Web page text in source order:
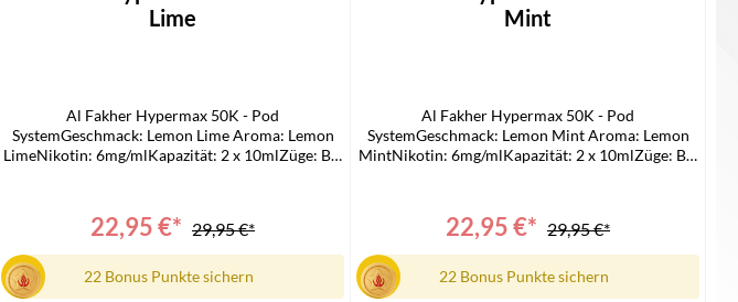
Lime
Al Fakher Hypermax 50K - Pod
SystemGeschmack: Lemon Lime Aroma: Lemon
LimeNikotin: 6mg/mlKapazität: 2 x 10mlZüge: Bis
Hypermax Prime 10 ml Refill-Container1 x Al
Fakher 50k Hypermax Prime Pod Modul
22,95 €* 29,95 €*
22 Bonus Punkte sichern
Mint
Al Fakher Hypermax 50K - Pod
SystemGeschmack: Lemon Mint Aroma: Lemon
MintNikotin: 6mg/mlKapazität: 2 x 10mlZüge: Bis
Hypermax Prime 10 ml Refill-Container1 x Al
Fakher 50k Hypermax Prime Pod Modul
22,95 €* 29,95 €*
22 Bonus Punkte sichern